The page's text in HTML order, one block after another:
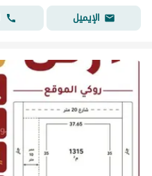
الإيميل